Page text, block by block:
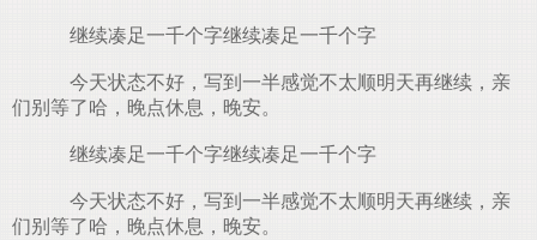
继续凑足一千个字继续凑足一千个字
今天状态不好，写到一半感觉不太顺明天再继续，亲
们别等了哈，晚点休息，晚安。
继续凑足一千个字继续凑足一千个字
今天状态不好，写到一半感觉不太顺明天再继续，亲
们别等了哈，晚点休息，晚安。